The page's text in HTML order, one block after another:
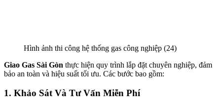
Hình ảnh thi công hệ thống gas công nghiệp (24)
Giao Gas Sài Gòn thực hiện quy trình lắp đặt chuyên nghiệp, đảm
bảo an toàn và hiệu suất tối ưu. Các bước bao gồm:
1. Khảo Sát Và Tư Vấn Miễn Phí